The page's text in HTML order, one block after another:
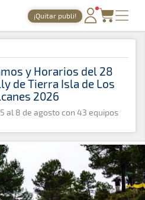
del motor desde 1999
¡Quitar publi!
PORTADA
TIEMPOS ONLINE
NOTICIAS
AGENDA
GALERÍAS
TIENDA
ARCHIVO
y Horarios del 28
de Tierra Isla de Los
2026
al 8 de agosto con 43 equipos